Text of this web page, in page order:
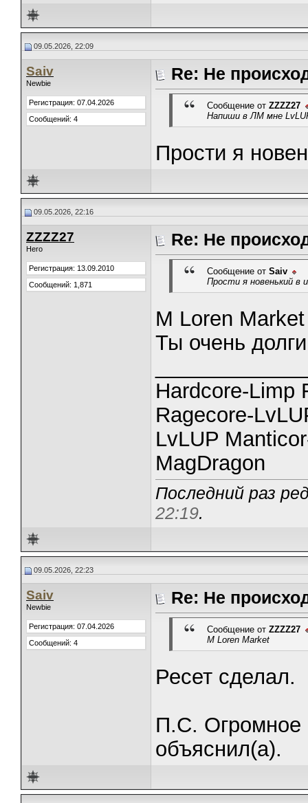
09.05.2026, 22:09
Saiv
Newbie
Регистрация: 07.04.2026
Сообщений: 4
Re: Не
Сообщение от ZZZZ27
Напиши в ЛМ мне
Прости я
09.05.2026, 22:16
ZZZZ27
Hero
Регистрация: 13.09.2010
Сообщений: 1,871
Re: Не
Сообщение от Saiv
Прости я новенький в
M Loren Market
Ты очень
Hardcore-Limp
Ragecore-
LvLUP
MagDragon
Последний раз
22:19.
09.05.2026, 22:23
Saiv
Newbie
Регистрация: 07.04.2026
Сообщений: 4
Re: Не
Сообщение от ZZZZ27
M Loren Market
Ресет сделал.
П.С. Огромное
объяснил(а).